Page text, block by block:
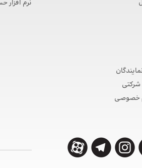
خصوصی
نرم